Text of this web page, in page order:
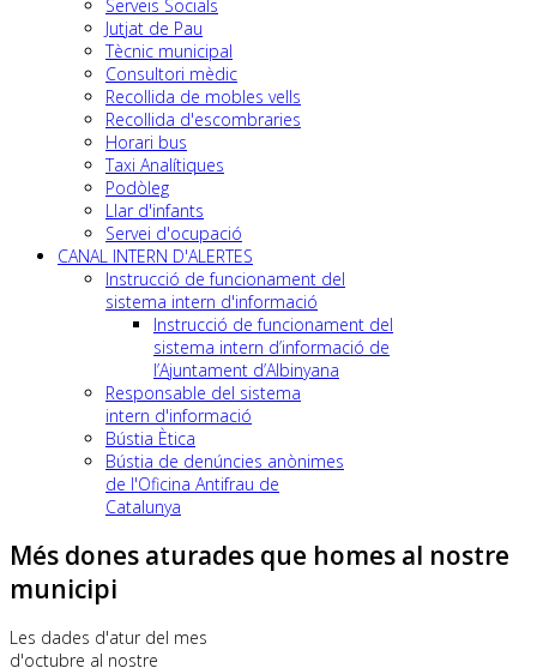
Serveis Socials
Jutjat de Pau
Tècnic municipal
Consultori mèdic
Recollida de mobles vells
Recollida d'escombraries
Horari bus
Taxi Analítiques
Podòleg
Llar d'infants
Servei d'ocupació
CANAL INTERN D'ALERTES
Instrucció de funcionament del
sistema intern d'informació
Instrucció de funcionament del
sistema intern d’informació de
l’Ajuntament d’Albinyana
Responsable del sistema
intern d'informació
Bústia Ètica
Bústia de denúncies anònimes
de l'Oficina Antifrau de
Catalunya
Més dones aturades que homes al nostre
municipi
Les dades d'atur del mes
d'octubre al nostre